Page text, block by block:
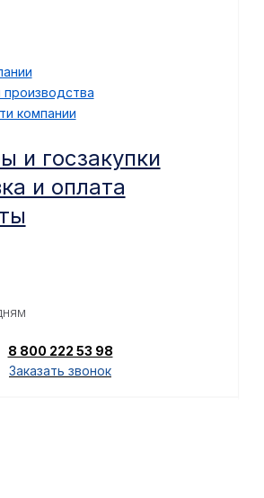
производства
компании
и госзакупки
и оплата
8 800 222 53 98
Заказать звонок